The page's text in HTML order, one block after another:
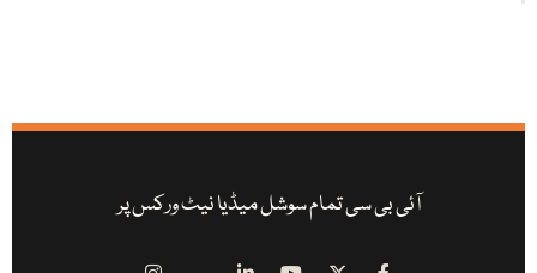
آئی بی سی تمام سوشل میڈیا نیٹ ورکس پر